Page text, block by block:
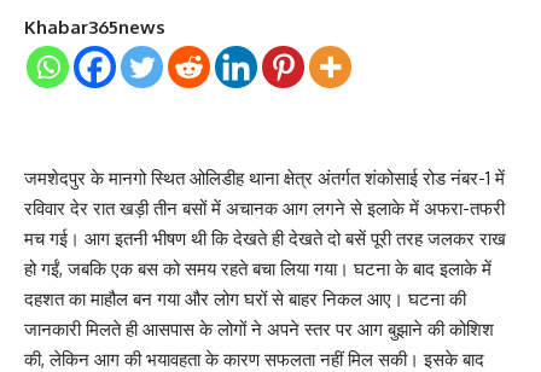
Khabar365news
जमशेदपुर के मानगो स्थित ओलिडीह थाना क्षेत्र अंतर्गत शंकोसाई रोड नंबर-1 में
रविवार देर रात खड़ी तीन बसों में अचानक आग लगने से इलाके में अफरा-तफरी
मच गई। आग इतनी भीषण थी कि देखते ही देखते दो बसें पूरी तरह जलकर राख
हो गईं, जबकि एक बस को समय रहते बचा लिया गया। घटना के बाद इलाके में
दहशत का माहौल बन गया और लोग घरों से बाहर निकल आए। घटना की
जानकारी मिलते ही आसपास के लोगों ने अपने स्तर पर आग बुझाने की कोशिश
की, लेकिन आग की भयावहता के कारण सफलता नहीं मिल सकी। इसके बाद